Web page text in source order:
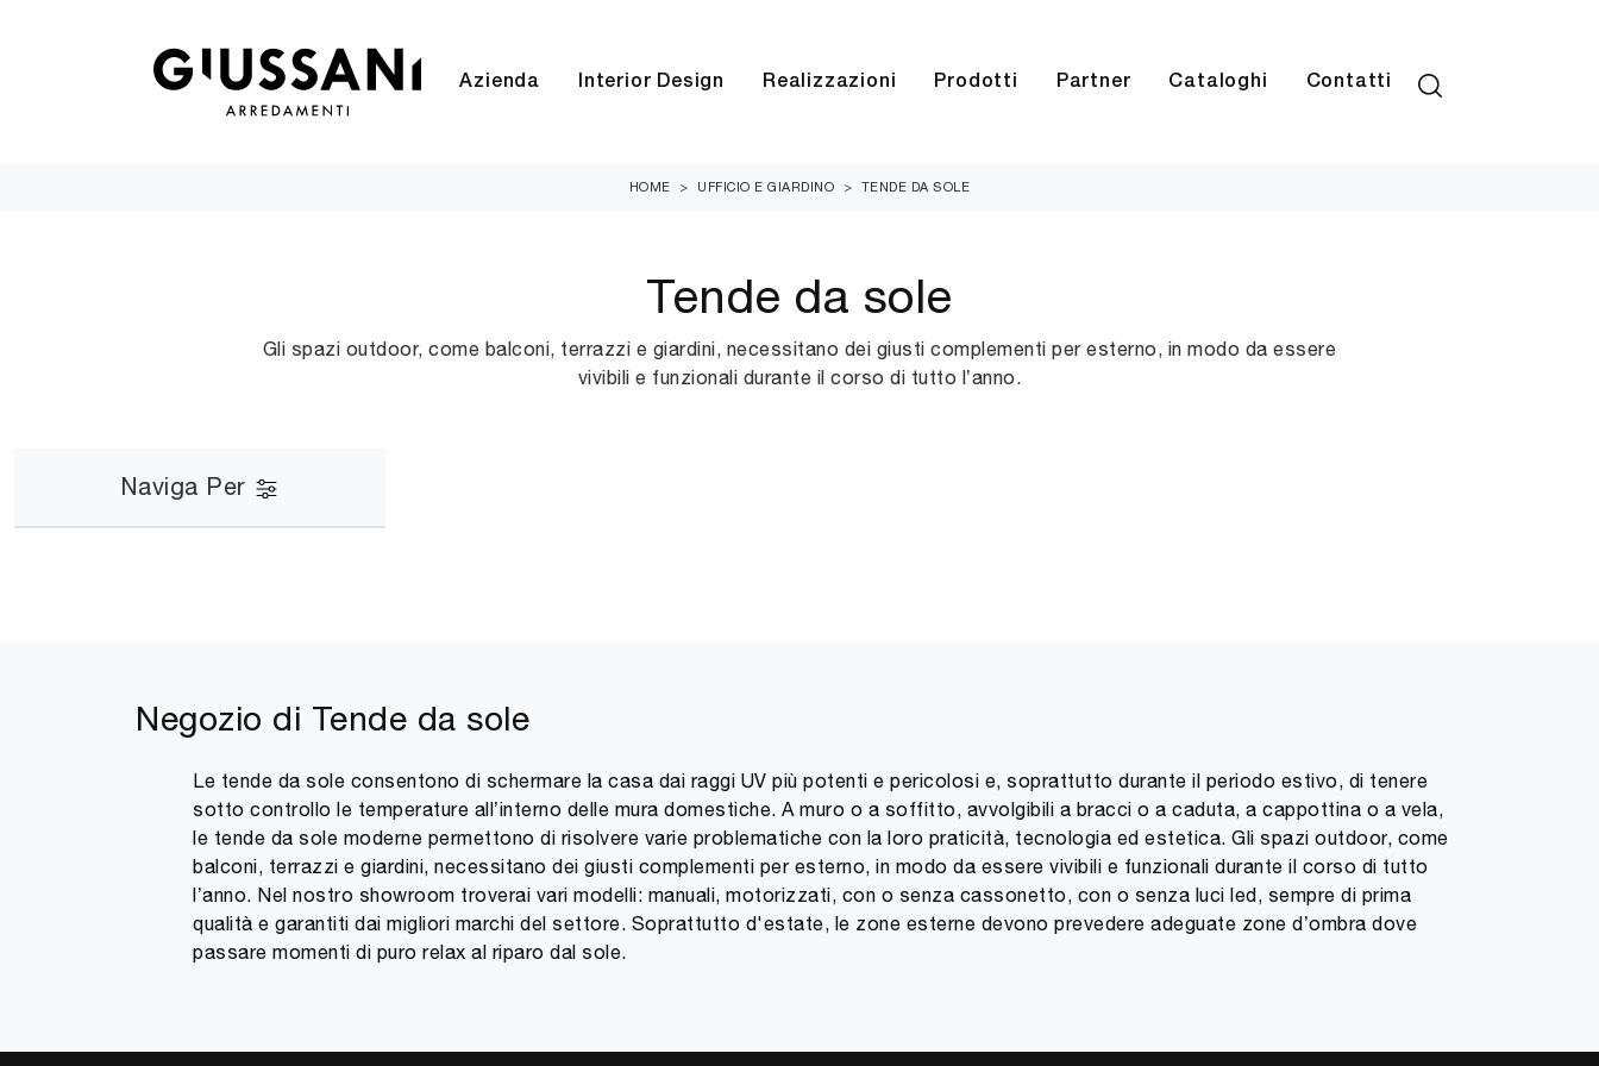
Azienda Interior Design Realizzazioni Prodotti Partner Cataloghi Contatti
HOME > UFFICIO E GIARDINO > TENDE DA SOLE
Tende da sole
Gli spazi outdoor, come balconi, terrazzi e giardini, necessitano dei giusti complementi per esterno, in modo da essere
vivibili e funzionali durante il corso di tutto l’anno.
Naviga Per
Negozio di Tende da sole
Le tende da sole consentono di schermare la casa dai raggi UV più potenti e pericolosi e, soprattutto durante il periodo estivo, di tenere
sotto controllo le temperature all’interno delle mura domestiche. A muro o a soffitto, avvolgibili a bracci o a caduta, a cappottina o a vela,
le tende da sole moderne permettono di risolvere varie problematiche con la loro praticità, tecnologia ed estetica. Gli spazi outdoor, come
balconi, terrazzi e giardini, necessitano dei giusti complementi per esterno, in modo da essere vivibili e funzionali durante il corso di tutto
l’anno. Nel nostro showroom troverai vari modelli: manuali, motorizzati, con o senza cassonetto, con o senza luci led, sempre di prima
qualità e garantiti dai migliori marchi del settore. Soprattutto d'estate, le zone esterne devono prevedere adeguate zone d’ombra dove
passare momenti di puro relax al riparo dal sole.